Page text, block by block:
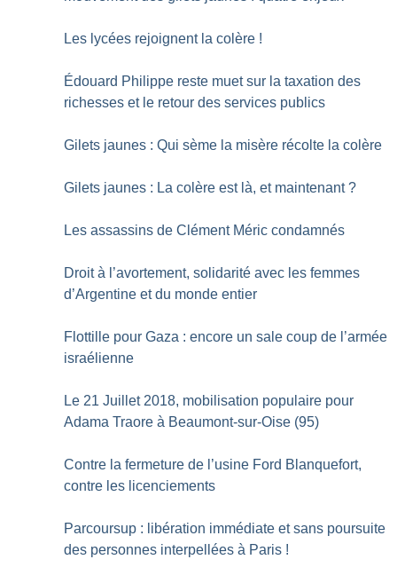
Les lycées rejoignent la colère !
Édouard Philippe reste muet sur la taxation des
richesses et le retour des services publics
Gilets jaunes : Qui sème la misère récolte la colère
Gilets jaunes : La colère est là, et maintenant ?
Les assassins de Clément Méric condamnés
Droit à l’avortement, solidarité avec les femmes
d’Argentine et du monde entier
Flottille pour Gaza : encore un sale coup de l’armée
israélienne
Le 21 Juillet 2018, mobilisation populaire pour
Adama Traore à Beaumont-sur-Oise (95)
Contre la fermeture de l’usine Ford Blanquefort,
contre les licenciements
Parcoursup : libération immédiate et sans poursuite
des personnes interpellées à Paris !